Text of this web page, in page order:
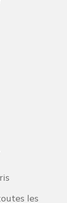
les
à
vous
prennent
afin de